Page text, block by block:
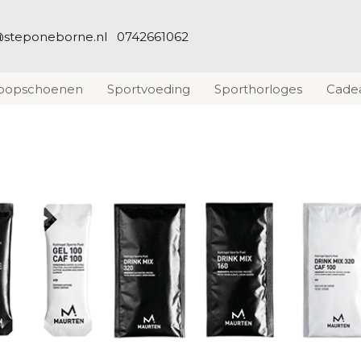
0742661062
Sportvoeding Sporthorloges